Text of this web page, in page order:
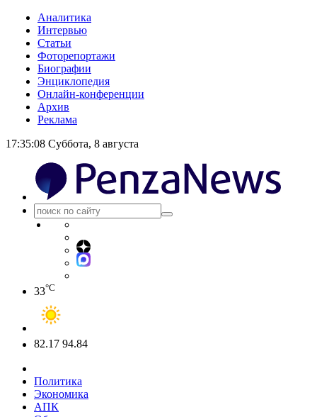
Аналитика
Интервью
Статьи
Фоторепортажи
Биографии
Энциклопедия
Онлайн-конференции
Архив
Реклама
17:35:09 Суббота, 8 августа
33°C
82.17 94.84
Политика
Экономика
АПК